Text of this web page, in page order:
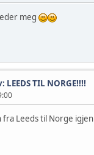
meg
LEEDS TIL NORGE!!!!
Leeds til Norge